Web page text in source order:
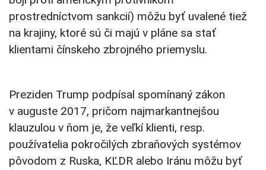
prostredníctvom sankcií) môžu byť uvalené tiež
na krajiny, ktoré sú či majú v pláne sa stať
klientami čínskeho zbrojného priemyslu.
Preziden Trump podpísal spomínaný zákon
v auguste 2017, pričom najmarkantnejšou
klauzulou v ňom je, že veľkí klienti, resp.
používatelia pokročilých zbraňových systémov
pôvodom z Ruska, KĽDR alebo Iránu môžu byť